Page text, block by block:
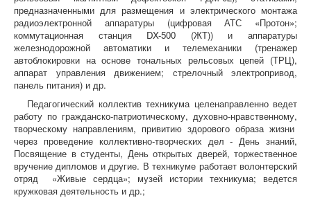
предназначенными для размещения и электрического монтажа
радиоэлектронной аппаратуры (цифровая АТС «Протон»;
коммутационная станция DX-500 (ЖТ)) и аппаратуры
железнодорожной автоматики и телемеханики (тренажер
автоблокировки на основе тональных рельсовых цепей (ТРЦ),
аппарат управления движением; стрелочный электропривод,
панель питания) и др.
Педагогический коллектив техникума целенаправленно ведет
работу по гражданско-патриотическому, духовно-нравственному,
творческому направлениям, привитию здорового образа жизни
через проведение коллективно-творческих дел - День знаний,
Посвящение в студенты, День открытых дверей, торжественное
вручение дипломов и другие. В техникуме работает волонтерский
отряд «Живые сердца»; музей истории техникума; ведется
кружковая деятельность и др.;